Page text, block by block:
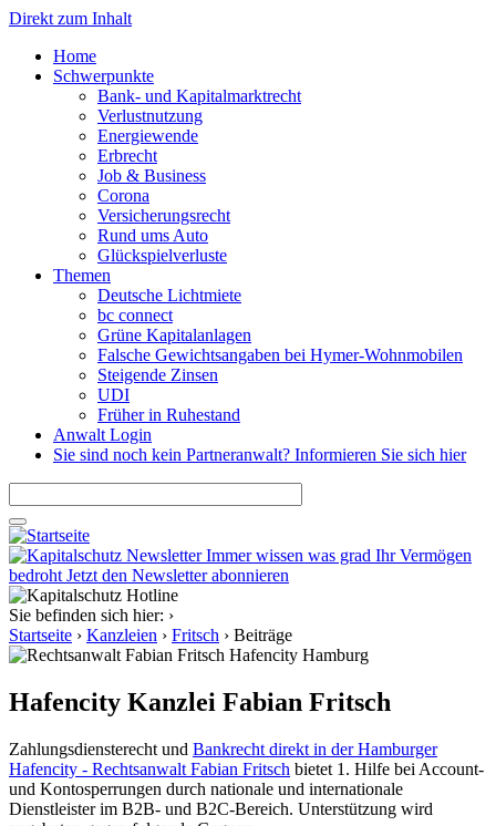
Direkt zum Inhalt
Home
Schwerpunkte
Bank- und Kapitalmarktrecht
Verlustnutzung
Energiewende
Erbrecht
Job & Business
Corona
Versicherungsrecht
Rund ums Auto
Glückspielverluste
Themen
Deutsche Lichtmiete
bc connect
Grüne Kapitalanlagen
Falsche Gewichtsangaben bei Hymer-Wohnmobilen
Steigende Zinsen
UDI
Früher in Ruhestand
Anwalt Login
Sie sind noch kein Partneranwalt? Informieren Sie sich hier
Immer wissen was grad Ihr Vermögen
bedroht Jetzt den Newsletter abonnieren
Sie befinden sich hier: ›
Startseite › Kanzleien › Fritsch › Beiträge
Hafencity Kanzlei Fabian Fritsch
Zahlungsdiensterecht und Bankrecht direkt in der Hamburger
Hafencity - Rechtsanwalt Fabian Fritsch bietet 1. Hilfe bei Account-
und Kontosperrungen durch nationale und internationale
Dienstleister im B2B- und B2C-Bereich. Unterstützung wird